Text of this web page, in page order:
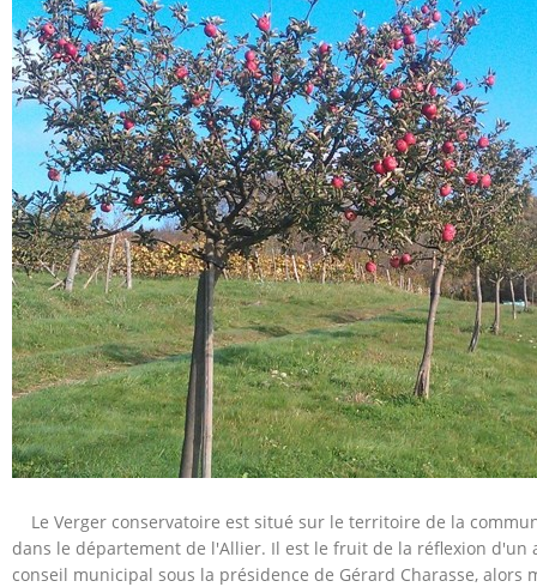
Le Verger conservatoire est situé sur le territoire de la
dans le département de l'Allier. Il est le fruit de la réflexion
conseil municipal sous la présidence de Gérard Charasse, alors